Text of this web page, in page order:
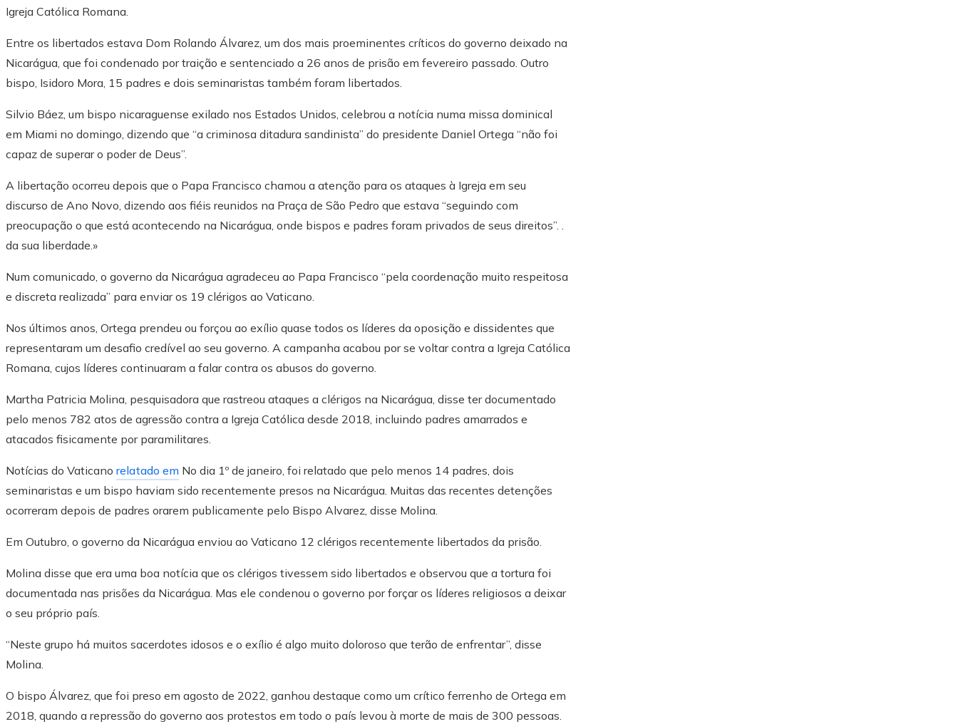
Igreja Católica Romana.
Entre os libertados estava Dom Rolando Álvarez, um dos mais proeminentes críticos do governo deixado na
Nicarágua, que foi condenado por traição e sentenciado a 26 anos de prisão em fevereiro passado. Outro
bispo, Isidoro Mora, 15 padres e dois seminaristas também foram libertados.
Silvio Báez, um bispo nicaraguense exilado nos Estados Unidos, celebrou a notícia numa missa dominical
em Miami no domingo, dizendo que “a criminosa ditadura sandinista” do presidente Daniel Ortega “não foi
capaz de superar o poder de Deus”.
A libertação ocorreu depois que o Papa Francisco chamou a atenção para os ataques à Igreja em seu
discurso de Ano Novo, dizendo aos fiéis reunidos na Praça de São Pedro que estava “seguindo com
preocupação o que está acontecendo na Nicarágua, onde bispos e padres foram privados de seus direitos”. .
da sua liberdade.»
Num comunicado, o governo da Nicarágua agradeceu ao Papa Francisco “pela coordenação muito respeitosa
e discreta realizada” para enviar os 19 clérigos ao Vaticano.
Nos últimos anos, Ortega prendeu ou forçou ao exílio quase todos os líderes da oposição e dissidentes que
representaram um desafio credível ao seu governo. A campanha acabou por se voltar contra a Igreja Católica
Romana, cujos líderes continuaram a falar contra os abusos do governo.
Martha Patricia Molina, pesquisadora que rastreou ataques a clérigos na Nicarágua, disse ter documentado
pelo menos 782 atos de agressão contra a Igreja Católica desde 2018, incluindo padres amarrados e
atacados fisicamente por paramilitares.
Notícias do Vaticano relatado em No dia 1º de janeiro, foi relatado que pelo menos 14 padres, dois
seminaristas e um bispo haviam sido recentemente presos na Nicarágua. Muitas das recentes detenções
ocorreram depois de padres orarem publicamente pelo Bispo Alvarez, disse Molina.
Em Outubro, o governo da Nicarágua enviou ao Vaticano 12 clérigos recentemente libertados da prisão.
Molina disse que era uma boa notícia que os clérigos tivessem sido libertados e observou que a tortura foi
documentada nas prisões da Nicarágua. Mas ele condenou o governo por forçar os líderes religiosos a deixar
o seu próprio país.
“Neste grupo há muitos sacerdotes idosos e o exílio é algo muito doloroso que terão de enfrentar”, disse
Molina.
O bispo Álvarez, que foi preso em agosto de 2022, ganhou destaque como um crítico ferrenho de Ortega em
2018, quando a repressão do governo aos protestos em todo o país levou à morte de mais de 300 pessoas.